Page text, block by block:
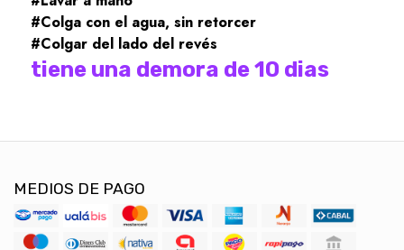
#Colga con el agua, sin retorcer
#Colgar del lado del revés
tiene una demora de 10 dias
MEDIOS DE PAGO